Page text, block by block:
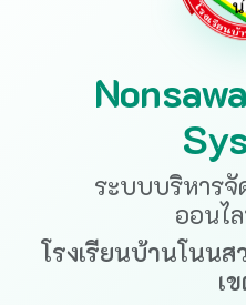
ระบบบริหารจั
ออนไ
โรงเรียนบ้านโนน
เ